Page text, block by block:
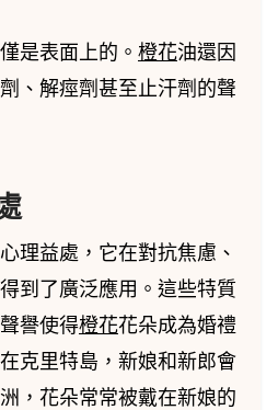
是表面上的。 橙花油還因
、解痙劑甚至止汗劑的聲
理益處，它在對抗焦慮、
到了廣泛應用。這些特質
譽使得橙花花朵成為婚禮
克里特島，新娘和新郎會
，花朵常常被戴在新娘的